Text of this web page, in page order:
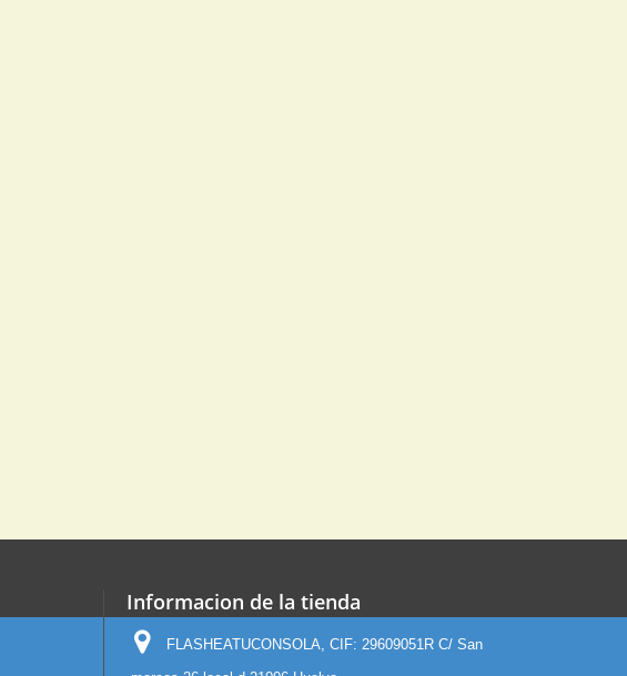
Informacion de la tienda
FLASHEATUCONSOLA, CIF: 29609051R C/ San